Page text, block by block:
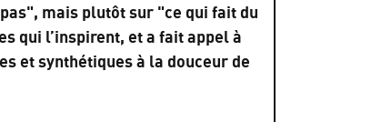
mais plutôt sur "ce qui fait du
qui l’inspirent, et a fait appel à
et synthétiques à la douceur de